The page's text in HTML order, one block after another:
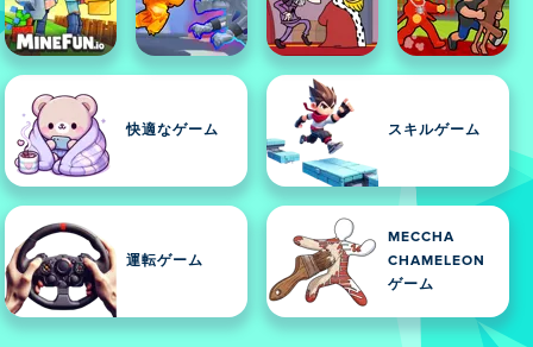
快適なゲーム スキルゲーム
運転ゲーム
MECCHA
CHAMELEON
ゲーム